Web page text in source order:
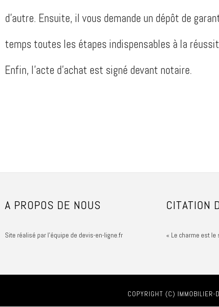
d’autre. Ensuite, il vous demande un dépôt de
temps toutes les étapes indispensables à la
Enfin, l’acte d’achat est signé devant notaire.
A PROPOS DE NOUS
Site réalisé par l'équipe de devis-en-ligne.fr
CITATION
« Le charme est le
COPYRIGHT (C)